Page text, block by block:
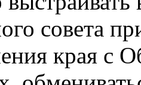
совета
края с